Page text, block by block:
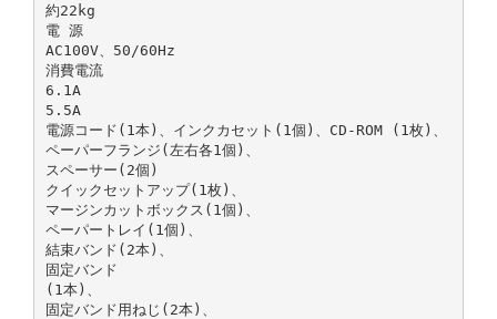
約22kg
電 源
AC100V、50/60Hz
消費電流
6.1A
5.5A
電源コード(1本)、インクカセット(1個)、CD-ROM (1枚)、
ペーパーフランジ(左右各1個)、
スペーサー(2個)
クイックセットアップ(1枚)、
マージンカットボックス(1個)、
ペーパートレイ(1個)、
結束バンド(2本)、
固定バンド
(1本)、
固定バンド用ねじ(2本)、